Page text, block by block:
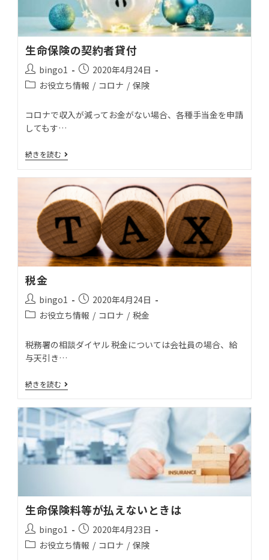
生命保険の契約者貸付
bingo1
2020年4月24日
お役立ち情報 / コロナ / 保険
コロナで収入が減ってお金がない場合、各種手当金を申請
してもす…
続きを読む
税金
bingo1
2020年4月24日
お役立ち情報 / コロナ / 税金
税務署の相談ダイヤル 税金については会社員の場合、給
与天引き…
続きを読む
生命保険料等が払えないときは
bingo1
2020年4月23日
お役立ち情報 / コロナ / 保険